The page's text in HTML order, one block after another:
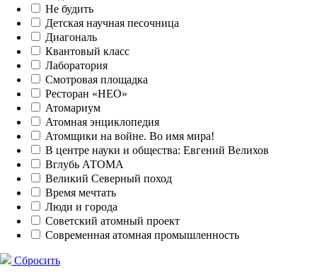
Не будить
Детская научная песочница
Диагональ
Квантовый класс
Лаборатория
Смотровая площадка
Ресторан «НЕО»
Атомариум
Атомная энциклопедия
Атомщики на войне. Во имя мира!
В центре науки и общества: Евгений Велихов
Вглубь АТОМА
Великий Северный поход
Время мечтать
Люди и города
Советский атомный проект
Современная атомная промышленность
Сбросить